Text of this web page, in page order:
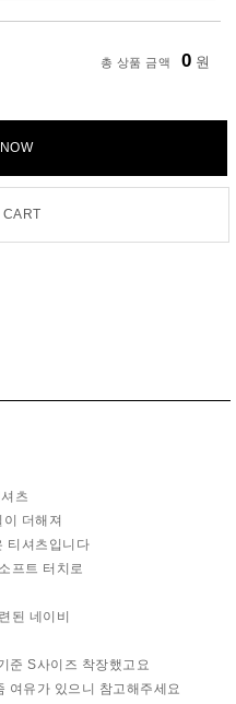
총 상품 금액 0 원
츠
더해져
티셔츠입니다
프트 터치로
된 네이비
준 S사이즈 착장했고요
여유가 있으니 참고해주세요